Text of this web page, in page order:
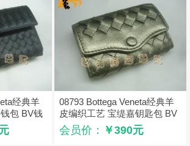
经典羊
包 BV钱
黑色
08793 Bottega Veneta经典羊
皮编织工艺 宝缇嘉钥匙包 BV
钥匙夹 Bottega女包 古铜色
会员价： ￥390元